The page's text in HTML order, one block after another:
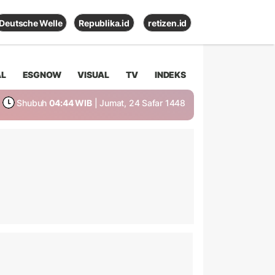
Deutsche Welle Republika.id retizen.id
ESGNOW VISUAL TV INDEKS
Shubuh 04:44 WIB | Jumat, 24 Safar 1448